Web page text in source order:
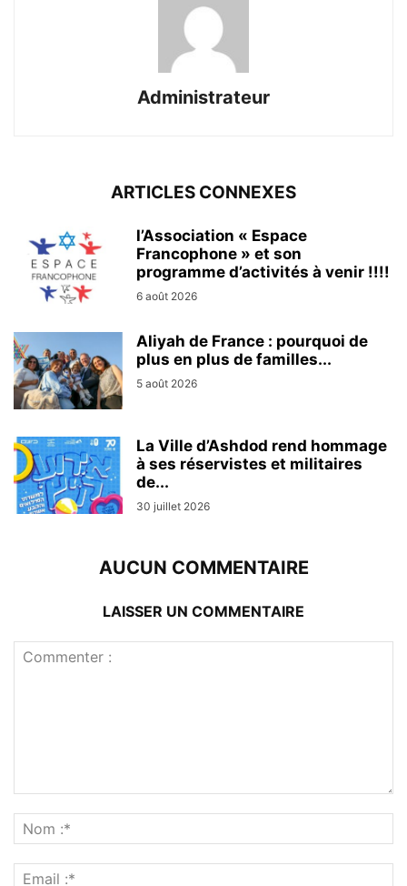
Administrateur
ARTICLES CONNEXES
l’Association « Espace
Francophone » et son
programme d’activités à venir !!!!
6 août 2026
Aliyah de France : pourquoi de
plus en plus de familles...
5 août 2026
La Ville d’Ashdod rend hommage
à ses réservistes et militaires
de...
30 juillet 2026
AUCUN COMMENTAIRE
LAISSER UN COMMENTAIRE